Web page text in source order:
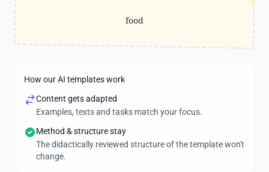
food
How our AI templates work
Content gets adapted
Examples, texts and tasks match your focus.
Method & structure stay
The didactically reviewed structure of the template won't
change.